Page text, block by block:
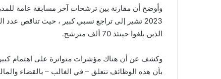
الذين بلغوا حينئذ 70 ألف مترشح.
وكشف عن أن هناك مؤشرات متواترة على اهتمام
بأن هذه الوظائف تتعلق – في الغالب – بالقضاء